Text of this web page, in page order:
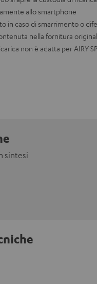
allo smartphone
in caso di smarrimento o
nella fornitura
non è adatta per AIRY
sintesi